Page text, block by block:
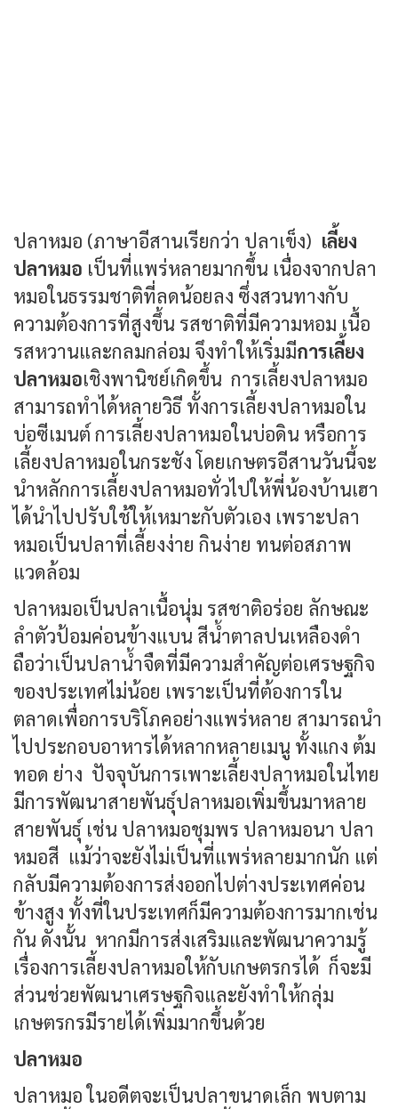
ปลาหมอ (ภาษาอีสานเรียกว่า ปลาเข็ง) เลี้ยง
ปลาหมอ เป็นที่แพร่หลายมากขึ้น เนื่องจากปลา
หมอในธรรมชาติที่ลดน้อยลง ซึ่งสวนทางกับ
ความต้องการที่สูงขึ้น รสชาติที่มีความหอม เนื้อ
รสหวานและกลมกล่อม จึงทำให้เริ่มมีการเลี้ยง
ปลาหมอเชิงพานิชย์เกิดขึ้น การเลี้ยงปลาหมอ
สามารถทำได้หลายวิธี ทั้งการเลี้ยงปลาหมอใน
บ่อซีเมนต์ การเลี้ยงปลาหมอในบ่อดิน หรือการ
เลี้ยงปลาหมอในกระชัง โดยเกษตรอีสานวันนี้จะ
นำหลักการเลี้ยงปลาหมอทั่วไปให้พี่น้องบ้านเฮา
ได้นำไปปรับใช้ให้เหมาะกับตัวเอง เพราะปลา
หมอเป็นปลาที่เลี้ยงง่าย กินง่าย ทนต่อสภาพ
แวดล้อม
ปลาหมอเป็นปลาเนื้อนุ่ม รสชาติอร่อย ลักษณะ
ลำตัวป้อมค่อนข้างแบน สีน้ำตาลปนเหลืองดำ
ถือว่าเป็นปลาน้ำจืดที่มีความสำคัญต่อเศรษฐกิจ
ของประเทศไม่น้อย เพราะเป็นที่ต้องการใน
ตลาดเพื่อการบริโภคอย่างแพร่หลาย สามารถนำ
ไปประกอบอาหารได้หลากหลายเมนู ทั้งแกง ต้ม
ทอด ย่าง ปัจจุบันการเพาะเลี้ยงปลาหมอในไทย
มีการพัฒนาสายพันธุ์ปลาหมอเพิ่มขึ้นมาหลาย
สายพันธุ์ เช่น ปลาหมอชุมพร ปลาหมอนา ปลา
หมอสี แม้ว่าจะยังไม่เป็นที่แพร่หลายมากนัก แต่
กลับมีความต้องการส่งออกไปต่างประเทศค่อน
ข้างสูง ทั้งที่ในประเทศก็มีความต้องการมากเช่น
กัน ดังนั้น หากมีการส่งเสริมและพัฒนาความรู้
เรื่องการเลี้ยงปลาหมอให้กับเกษตรกรได้ ก็จะมี
ส่วนช่วยพัฒนาเศรษฐกิจและยังทำให้กลุ่ม
เกษตรกรมีรายได้เพิ่มมากขึ้นด้วย
ปลาหมอ
ปลาหมอ ในอดีตจะเป็นปลาขนาดเล็ก พบตาม